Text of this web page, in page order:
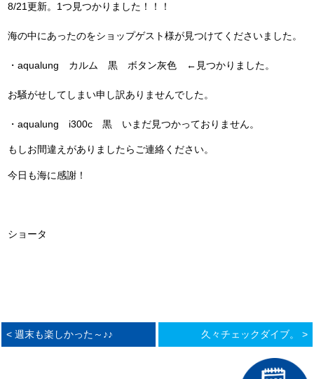
8/21更新。1つ見つかりました！！！
海の中にあったのをショップゲスト様が見つけてくださいました。
・aqualung カルム 黒 ボタン灰色 ←見つかりました。
お騒がせしてしまい申し訳ありませんでした。
・aqualung i300c 黒 いまだ見つかっておりません。
もしお間違えがありましたらご連絡ください。
今日も海に感謝！
ショータ
< 週末も楽しかった～♪♪ 久々チェックダイブ。 >